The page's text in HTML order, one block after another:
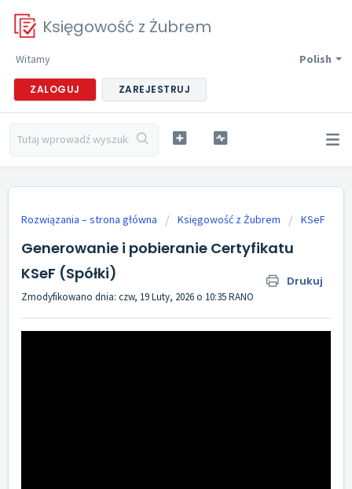
Księgowość z Żubrem
Polish
Witamy
ZALOGUJ ZAREJESTRUJ
Rozwiązania – strona główna Księgowość z Żubrem KSeF
Generowanie i pobieranie Certyfikatu
KSeF (Spółki)
Drukuj
Zmodyfikowano dnia: czw, 19 Luty, 2026 o 10:35 RANO